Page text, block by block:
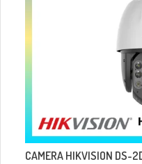
CAMERA HIKVISION DS-